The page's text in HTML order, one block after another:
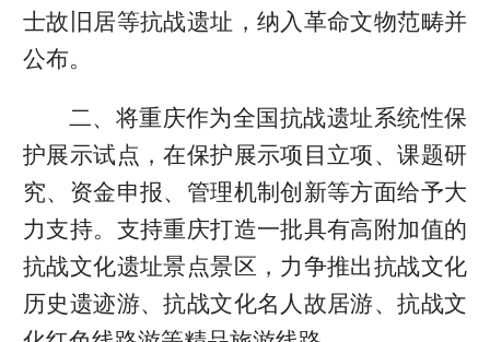
士故旧居等抗战遗址，纳入革命文物范畴并
公布。
二、将重庆作为全国抗战遗址系统性保
护展示试点，在保护展示项目立项、课题研
究、资金申报、管理机制创新等方面给予大
力支持。支持重庆打造一批具有高附加值的
抗战文化遗址景点景区，力争推出抗战文化
历史遗迹游、抗战文化名人故居游、抗战文